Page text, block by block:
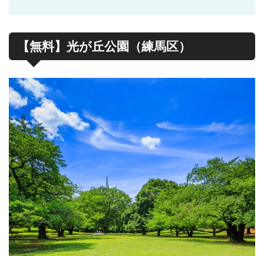
【無料】光が丘公園（練馬区）